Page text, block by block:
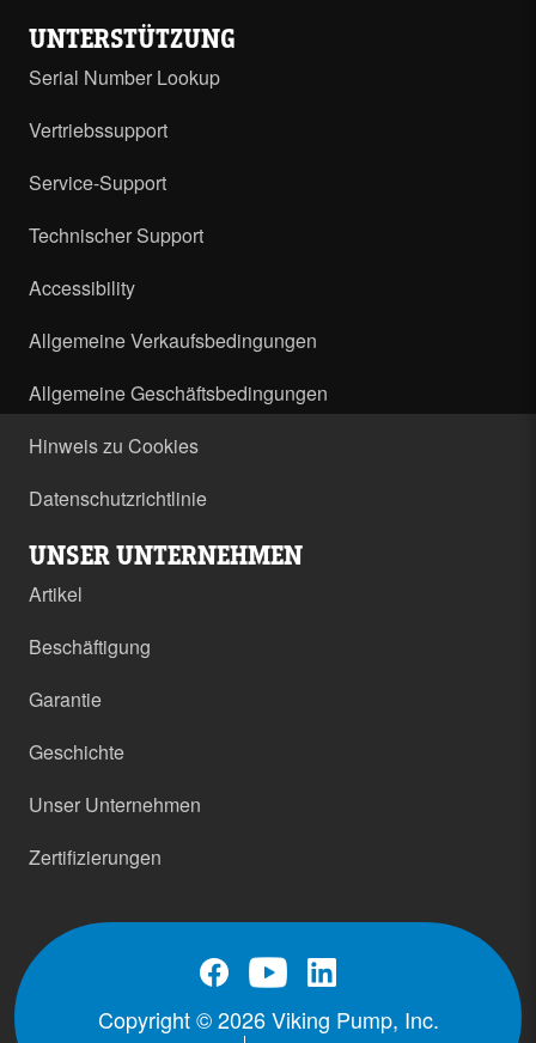
UNTERSTÜTZUNG
Serial Number Lookup
Vertriebssupport
Service-Support
Technischer Support
Accessibility
Allgemeine Verkaufsbedingungen
Allgemeine Geschäftsbedingungen
Hinweis zu Cookies
Datenschutzrichtlinie
UNSER UNTERNEHMEN
Artikel
Beschäftigung
Garantie
Geschichte
Unser Unternehmen
Zertifizierungen
Copyright © 2026 Viking Pump, Inc.